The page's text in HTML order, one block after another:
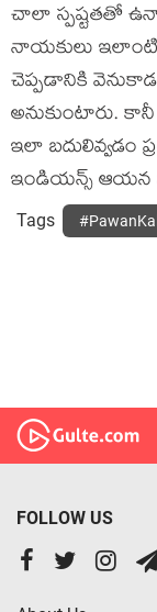
చాలా స్పష్టతతో
నాయకులు
చెప్పడానికి
అనుకుంటారు.
ఇలా బదులివ్వడం
ఇండియన్స్ ఆయన
Tags
FOLLOW US